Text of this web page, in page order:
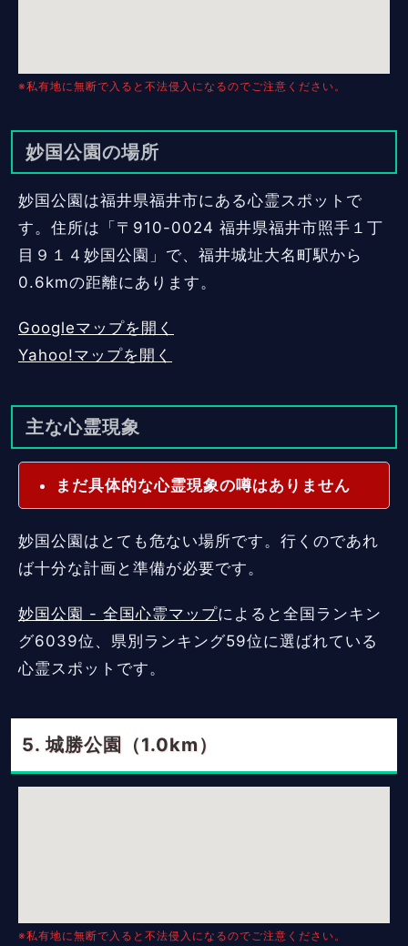
※私有地に無断で入ると不法侵入になるのでご注意ください。
妙国公園の場所
妙国公園は福井県福井市にある心霊スポットで
す。住所は「〒910-0024 福井県福井市照手１丁
目９１４妙国公園」で、福井城址大名町駅から
0.6kmの距離にあります。
Googleマップを開く
Yahoo!マップを開く
主な心霊現象
まだ具体的な心霊現象の噂はありません
妙国公園はとても危ない場所です。行くのであれ
ば十分な計画と準備が必要です。
妙国公園 - 全国心霊マップによると全国ランキン
グ6039位、県別ランキング59位に選ばれている
心霊スポットです。
城勝公園（1.0km）
※私有地に無断で入ると不法侵入になるのでご注意ください。